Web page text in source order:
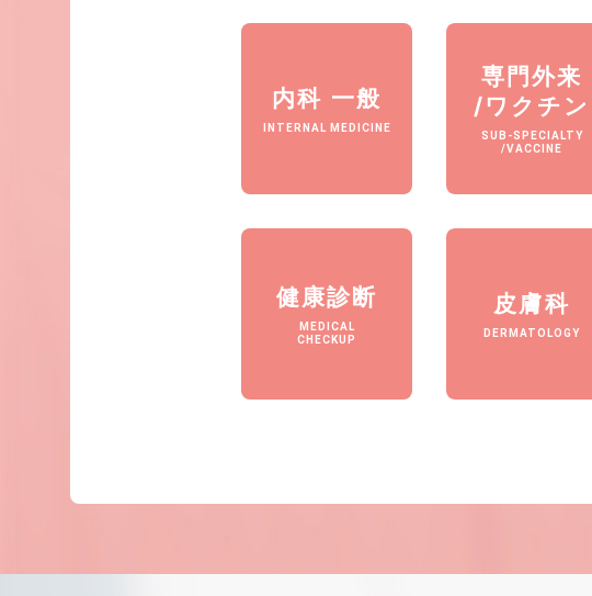
内科 一般
INTERNAL MEDICINE
専門外来
/ワクチン
SUB-SPECIALTY
/VACCINE
健康診断
MEDICAL
CHECKUP
皮膚科
DERMATOLOGY